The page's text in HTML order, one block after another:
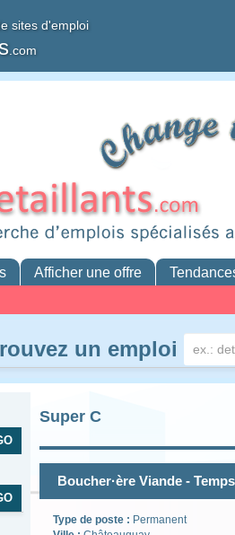
sites d'emploi
.com
Afficher une offre
un emploi
Super C
Boucher·ère Viande -
Type de poste : Permanent